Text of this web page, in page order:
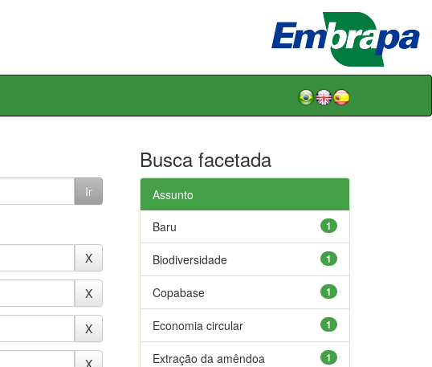
Busca facetada
Assunto
1
Baru
1
Biodiversidade
1
Copabase
1
Economia circular
1
Extração da amêndoa